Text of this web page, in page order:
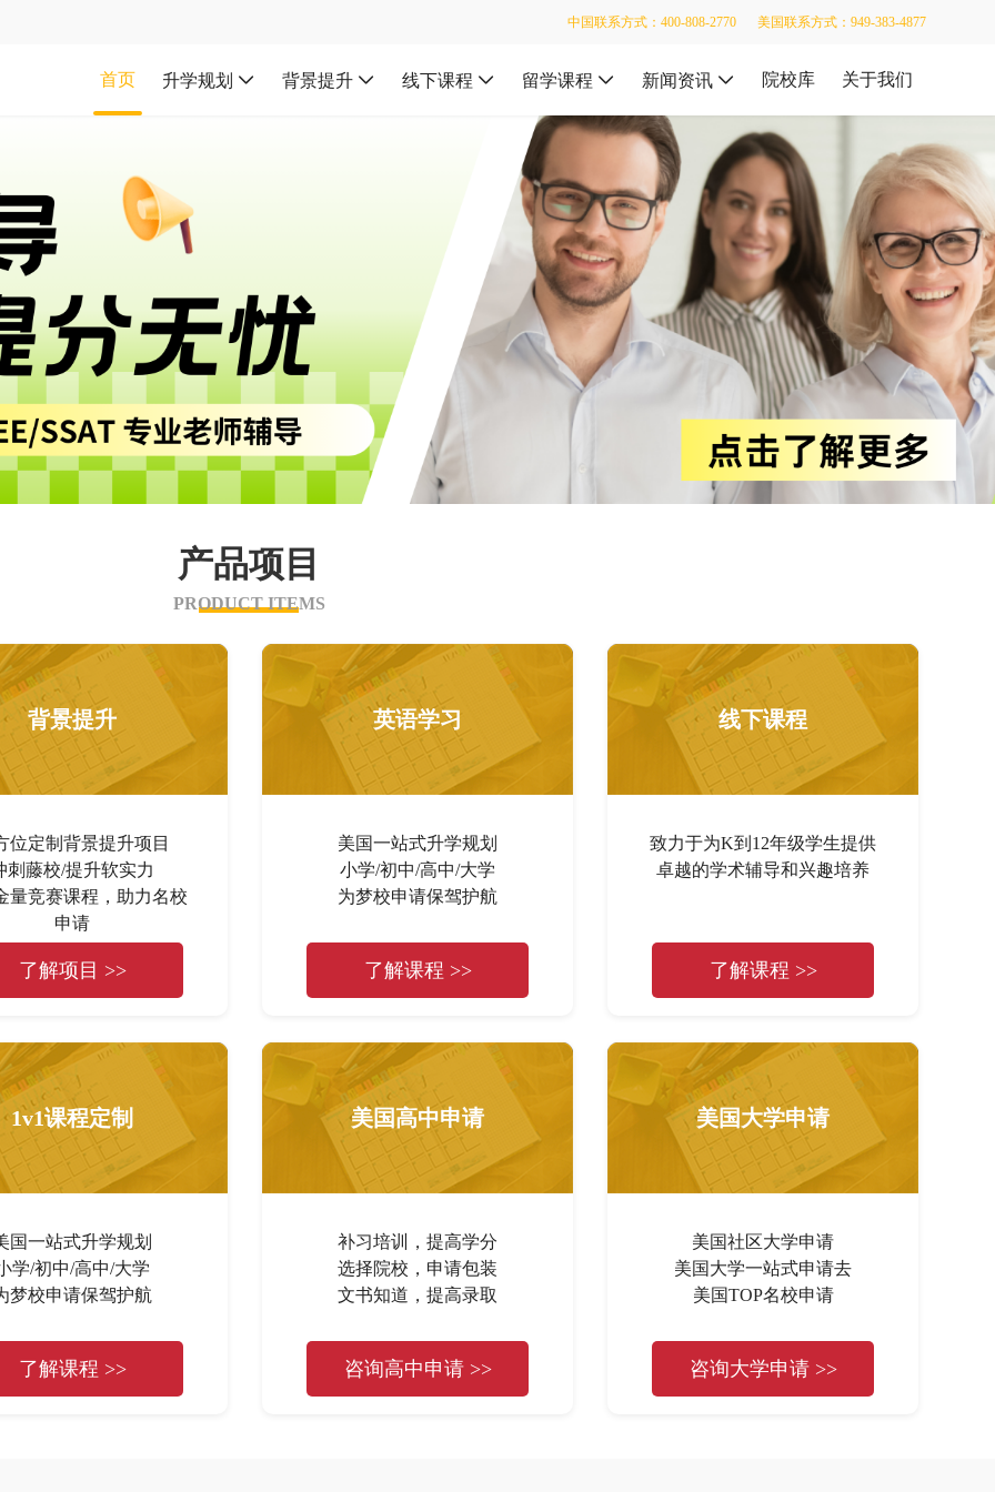
中国联系方式：400-808-2770 美国联系方式：949-383-4877
首页 升学规划 背景提升 线下课程 留学课程 新闻资讯 院校库 关于我们
产品项目
PRODUCT ITEMS
背景提升
位定制背景提升项目
刺藤校/提升软实力
量竞赛课程，助力名校
申请
了解项目 >>
英语学习
美国一站式升学规划
小学/初中/高中/大学
为梦校申请保驾护航
了解课程 >>
线下课程
致力于为K到12年级学生提供
卓越的学术辅导和兴趣培养
了解课程 >>
1v1课程定制
国一站式升学规划
学/初中/高中/大学
梦校申请保驾护航
了解课程 >>
美国高中申请
补习培训，提高学分
选择院校，申请包装
文书知道，提高录取
咨询高中申请 >>
美国大学申请
美国社区大学申请
美国大学一站式申请去
美国TOP名校申请
咨询大学申请 >>